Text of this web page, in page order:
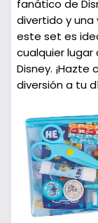
fanático de
divertido y
este set es
cualquier
Disney.
diversión a tu